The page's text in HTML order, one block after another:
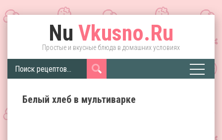
Nu Vkusno.Ru
Простые и вкусные блюда в домашних условиях
Белый хлеб в мультиварке